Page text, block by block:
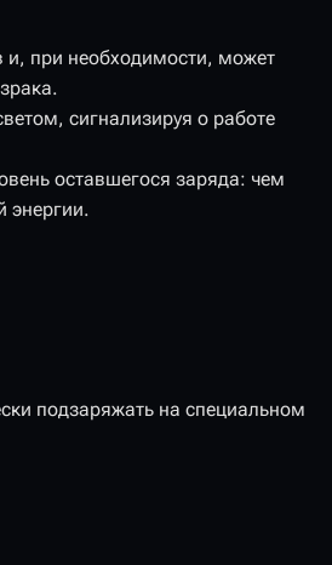
и, при необходимости, может
сигнализируя о работе
оставшегося заряда: чем
энергии.
подзаряжать на специальном